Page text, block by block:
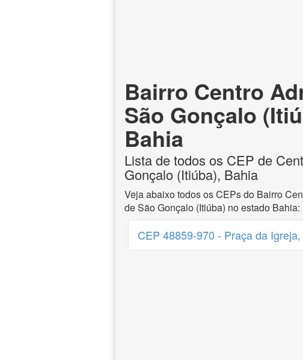
Bairro Centro
São Gonçalo
Bahia
Lista de todos os CEP de
Gonçalo (Itiúba), Bahia
Veja abaixo todos os CEPs do Bairro
de São Gonçalo (Itiúba) no estado Bahia:
CEP 48859-970 - Praça da